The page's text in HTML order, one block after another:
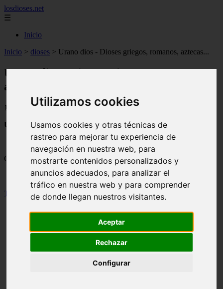
Utilizamos cookies
Usamos cookies y otras técnicas de
rastreo para mejorar tu experiencia de
navegación en nuestra web, para
mostrarte contenidos personalizados y
anuncios adecuados, para analizar el
tráfico en nuestra web y para comprender
de donde llegan nuestros visitantes.
Aceptar
Rechazar
Configurar
losdioses.net
☰
Inicio
Inicio > dioses > Urano dios - Dioses griegos, romanos, aztecas...
Urano dios - Dioses griegos, romanos,
aztecas...
📅 29/04/2025
Urano dios: características, atributos, culto, historia…
Contenidos
Toggle